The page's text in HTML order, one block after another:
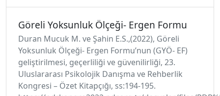
Göreli Yoksunluk Ölçeği- Ergen Formu
Duran Mucuk M. ve Şahin E.S.,(2022), Göreli
Yoksunluk Ölçeği- Ergen Formu’nun (GYÖ- EF)
geliştirilmesi, geçerliliği ve güvenilirliği, 23.
Uluslararası Psikolojik Danışma ve Rehberlik
Kongresi – Özet Kitapçığı, ss:194-195.